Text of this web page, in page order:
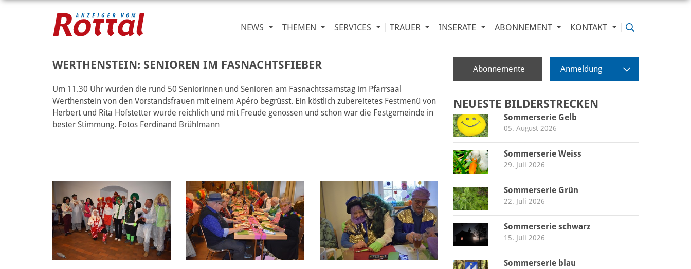
NEWS THEMEN SERVICES TRAUER INSERATE ABONNEMENT KONTAKT
WERTHENSTEIN: SENIOREN IM FASNACHTSFIEBER
Um 11.30 Uhr wurden die rund 50 Seniorinnen und Senioren am Fasnachtssamstag im Pfarrsaal
Werthenstein von den Vorstandsfrauen mit einem Apéro begrüsst. Ein köstlich zubereitetes Festmenü von
Herbert und Rita Hofstetter wurde reichlich und mit Freude genossen und schon war die Festgemeinde in
bester Stimmung. Fotos Ferdinand Brühlmann
Abonnemente Anmeldung
NEUESTE BILDERSTRECKEN
Sommerserie Gelb
05. August 2026
Sommerserie Weiss
29. Juli 2026
Sommerserie Grün
22. Juli 2026
Sommerserie schwarz
15. Juli 2026
Sommerserie blau